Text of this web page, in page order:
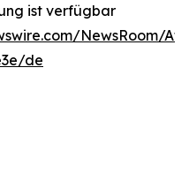
ist verfügbar
NewsRoom/
de